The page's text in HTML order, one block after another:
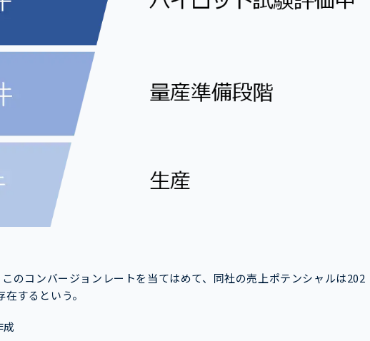
のコンバージョンレートを当てはめて、同社の売上ポテンシャルは202
するという。